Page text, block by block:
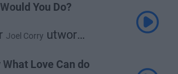
You Do?
Joel Corry utwor
What Love Can do